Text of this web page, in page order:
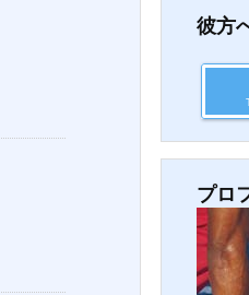
彼方
プロ